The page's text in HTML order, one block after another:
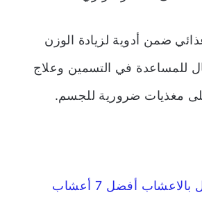
ضمن أدوية لزيادة الوزن
للمساعدة في التسمين وعلاج
على مغذيات ضرورية للجسم.
أفضل 7 أعشاب